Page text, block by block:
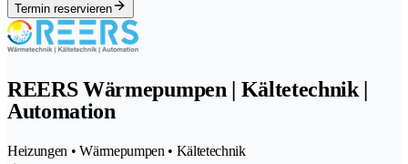
Termin reservieren
REERS Wärmepumpen | Kältetechnik |
Automation
Heizungen • Wärmepumpen • Kältetechnik